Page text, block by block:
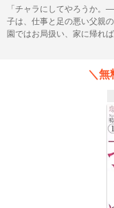
「チャラにしてやろうか
子は、仕事と足の悪い父親
園ではお局扱い、家に帰れ
てない…。どうせ自分はこ
事故相手の男・壮介から“
に、焦るゆり子の元に生意
た欠陥だらけの大人が送る
「恋するソワレ」2019年
＼無